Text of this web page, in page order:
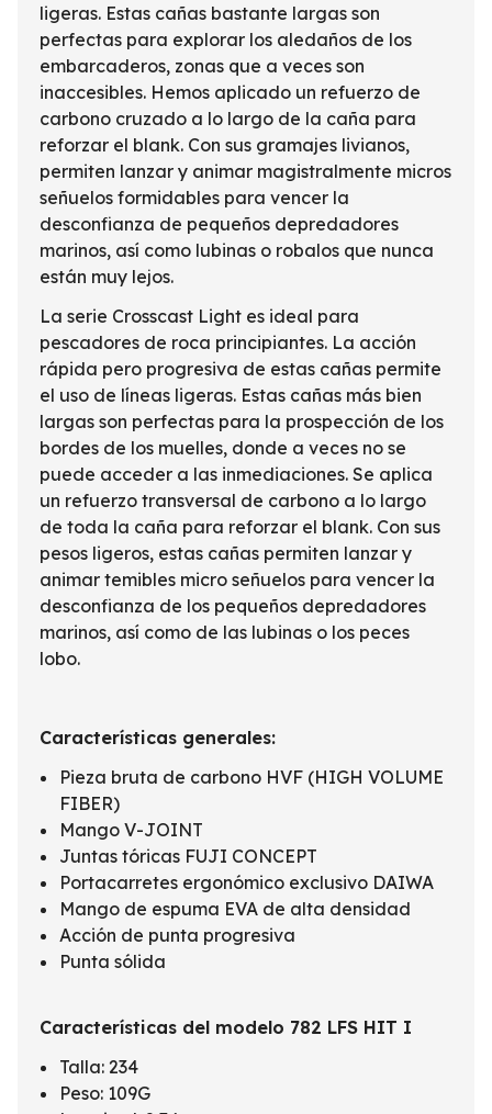
ligeras. Estas cañas bastante largas son
perfectas para explorar los aledaños de los
embarcaderos, zonas que a veces son
inaccesibles. Hemos aplicado un refuerzo de
carbono cruzado a lo largo de la caña para
reforzar el blank. Con sus gramajes livianos,
permiten lanzar y animar magistralmente micros
señuelos formidables para vencer la
desconfianza de pequeños depredadores
marinos, así como lubinas o robalos que nunca
están muy lejos.
La serie Crosscast Light es ideal para
pescadores de roca principiantes. La acción
rápida pero progresiva de estas cañas permite
el uso de líneas ligeras. Estas cañas más bien
largas son perfectas para la prospección de los
bordes de los muelles, donde a veces no se
puede acceder a las inmediaciones. Se aplica
un refuerzo transversal de carbono a lo largo
de toda la caña para reforzar el blank. Con sus
pesos ligeros, estas cañas permiten lanzar y
animar temibles micro señuelos para vencer la
desconfianza de los pequeños depredadores
marinos, así como de las lubinas o los peces
lobo.
Características generales:
Pieza bruta de carbono HVF (HIGH VOLUME
FIBER)
Mango V-JOINT
Juntas tóricas FUJI CONCEPT
Portacarretes ergonómico exclusivo DAIWA
Mango de espuma EVA de alta densidad
Acción de punta progresiva
Punta sólida
Características del modelo 782 LFS HIT I
Talla: 234
Peso: 109G